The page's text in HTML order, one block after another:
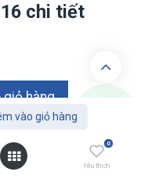
vào giỏ hàng
0
Yêu thích
chi tiết
hàn​​​​g